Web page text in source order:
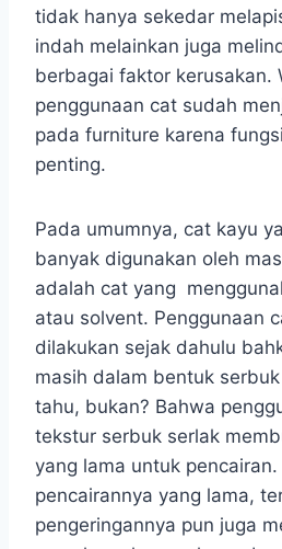
tidak hanya sekedar
indah melainkan juga
berbagai faktor kerusakan.
penggunaan cat sudah
pada furniture karena
penting.
Pada umumnya, cat kayu
banyak digunakan oleh
adalah cat yang
atau solvent. Penggunaan
dilakukan sejak dahulu
masih dalam bentuk
tahu, bukan? Bahwa
tekstur serbuk serlak
yang lama untuk pencairan.
pencairannya yang lama,
pengeringannya pun juga